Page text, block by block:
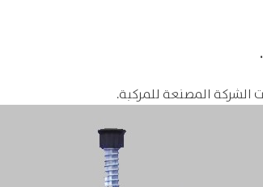
المصنعة للمركبة.